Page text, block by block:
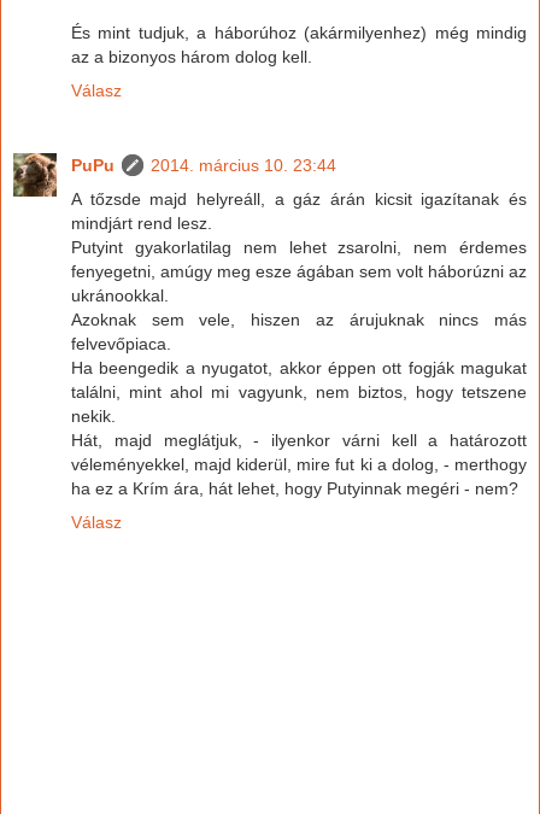
És mint tudjuk, a háborúhoz (akármilyenhez) még mindig
az a bizonyos három dolog kell.
Válasz
PuPu
2014. március 10. 23:44
A tőzsde majd helyreáll, a gáz árán kicsit igazítanak és
mindjárt rend lesz.
Putyint gyakorlatilag nem lehet zsarolni, nem érdemes
fenyegetni, amúgy meg esze ágában sem volt háborúzni az
ukránookkal.
Azoknak sem vele, hiszen az árujuknak nincs más
felvevőpiaca.
Ha beengedik a nyugatot, akkor éppen ott fogják magukat
találni, mint ahol mi vagyunk, nem biztos, hogy tetszene
nekik.
Hát, majd meglátjuk, - ilyenkor várni kell a határozott
véleményekkel, majd kiderül, mire fut ki a dolog, - merthogy
ha ez a Krím ára, hát lehet, hogy Putyinnak megéri - nem?
Válasz